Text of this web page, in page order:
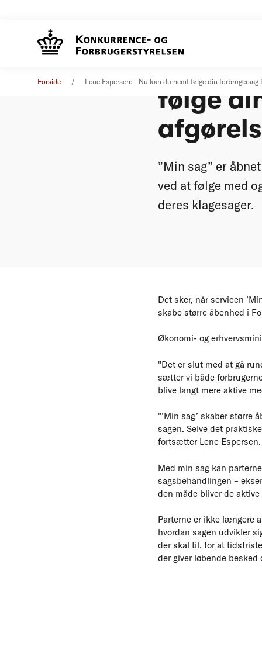
Forside Lene Espersen: - Nu kan du nemt følge din forbrugersag
følge
”Min sag” er
ved at følge med
deres klagesager.
Det sker, når servicen
skabe større åbenhed i
Økonomi- og
"Det er slut med at gå
sætter vi både
blive langt mere aktive
"’Min sag’ skaber større
sagen. Selve det
fortsætter Lene Espersen.
Med min sag kan
sagsbehandlingen –
den måde bliver de
Parterne er ikke længere
hvordan sagen udvikler
der skal til, for at
der giver løbende